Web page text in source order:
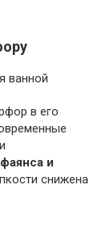
в его
фаянса и
снижена